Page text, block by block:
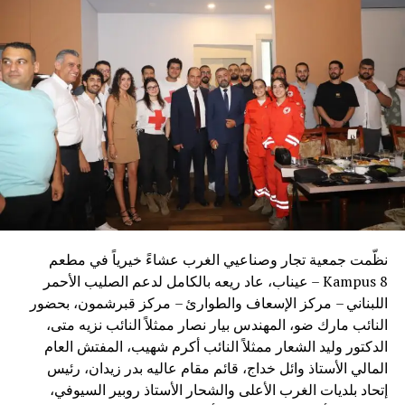
نظّمت جمعية تجار وصناعيي الغرب عشاءً خيرياً في مطعم
Kampus 8 – عيناب، عاد ريعه بالكامل لدعم الصليب الأحمر
اللبناني – مركز الإسعاف والطوارئ – مركز قبرشمون، بحضور
النائب مارك ضو، المهندس بيار نصار ممثلاً النائب نزيه متى،
الدكتور وليد الشعار ممثلاً النائب أكرم شهيب، المفتش العام
المالي الأستاذ وائل خداج، قائم مقام عاليه بدر زيدان، رئيس
إتحاد بلديات الغرب الأعلى والشحار الأستاذ روبير السيوفي،